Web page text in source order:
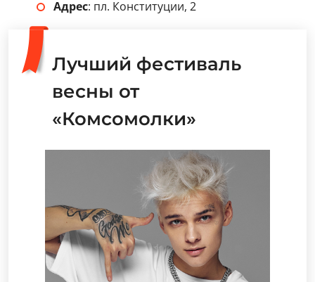
Адрес: пл. Конституции, 2
Лучший фестиваль
весны от
«Комсомолки»